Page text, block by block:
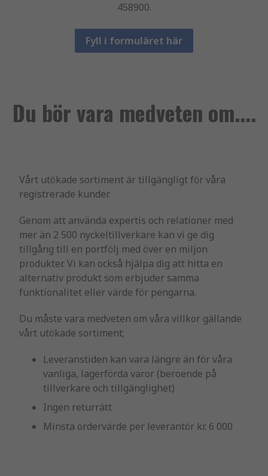
458900.
Fyll i formuläret här
Du bör vara medveten om....
Vårt utökade sortiment är tillgängligt för våra
registrerade kunder.
Genom att använda expertis och relationer med
mer än 2 500 nyckeltillverkare kan vi ge dig
tillgång till en portfölj med över en miljon
produkter. Vi kan också hjälpa dig att hitta en
alternativ produkt som erbjuder samma
funktionalitet eller värde för pengarna.
Du måste vara medveten om våra villkor gällande
vårt utökade sortiment;
Leveranstiden kan vara längre än för våra
vanliga, lagerförda varor (beroende på
tillverkare och tillgänglighet)
Ingen returrätt
Minsta ordervärde per leverantör kr. 6 000